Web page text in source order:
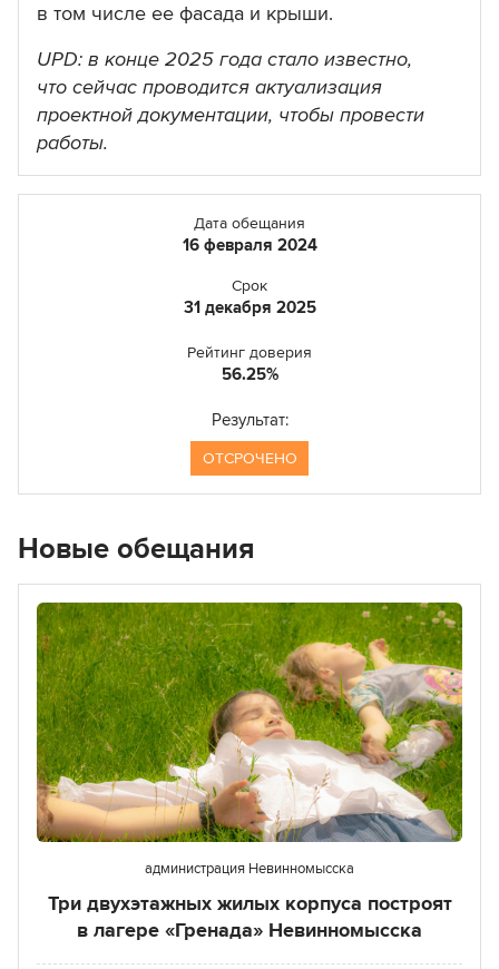
в том числе ее фасада и крыши.
UPD: в конце 2025 года стало известно,
что сейчас проводится актуализация
проектной документации, чтобы провести
работы.
Дата обещания
16 февраля 2024
Срок
31 декабря 2025
Рейтинг доверия
56.25
Результат:
ОТСРОЧЕНО
Новые обещания
администрация Невинномысска
Три двухэтажных жилых корпуса построят
в лагере «Гренада» Невинномысска